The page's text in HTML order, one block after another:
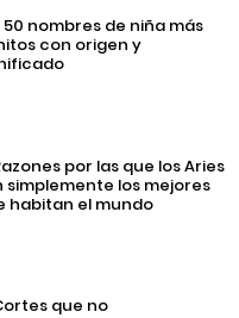
50 nombres de niña más
con origen y
por las que los Aries
simplemente los mejores
habitan el mundo
que no